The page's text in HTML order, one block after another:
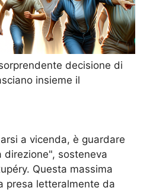
decisione di
insieme il
a vicenda, è guardare
direzione", sosteneva
Questa massima
presa letteralmente da